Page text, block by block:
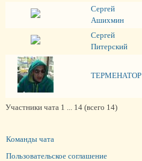
Сергей
Ашихмин
Сергей
Питерский
ТЕРМЕНАТОР
Участники чата 1 ... 14 (всего 14)
Команды чата
Пользовательское соглашение